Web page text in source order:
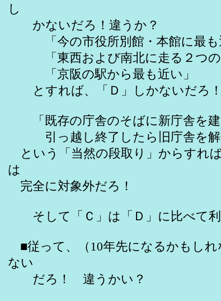
し
かないだろ！違うか？
「今の市役所別館・本館に最も
「東西および南北に走る２つの
「京阪の駅から最も近い」
とすれば、「Ｄ」しかないだろ
「既存の庁舎のそばに新庁舎を建
引っ越し終了したら旧庁舎を解
という「当然の段取り」からすれ
は
完全に対象外だろ！
そして「Ｃ」は「Ｄ」に比べて利
■従って、（10年先になるかもしれ
ない
だろ！ 違うかい？